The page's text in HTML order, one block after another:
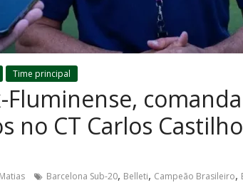
Time principal
Fluminense,
no CT Carlos
Barcelona Sub-20, Belleti, Campeão Brasileiro,